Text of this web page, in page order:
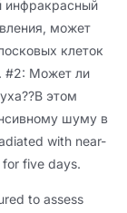
инфракрасный
может
клеток
#2: Может ли
этом
шуму в
with near-
five days.
to assess